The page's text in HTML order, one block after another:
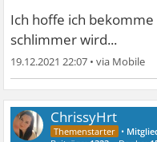
Ich hoffe ich
schlimmer wird...
19.12.2021 22:07 •
ChrissyHrt
•